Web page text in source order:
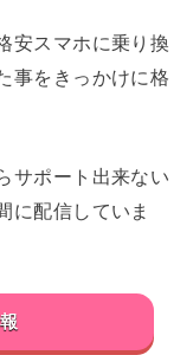
安スマホに乗り換
事をきっかけに格
サポート出来ない
に配信していま